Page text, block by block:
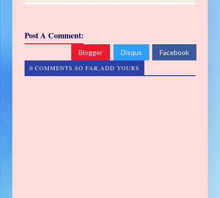
Post A Comment:
Blogger Disqus Facebook
0 COMMENTS SO FAR,ADD YOURS